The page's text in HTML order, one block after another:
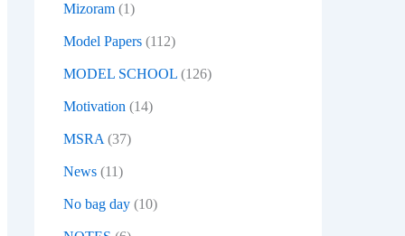
Mizoram (1)
Model Papers (112)
MODEL SCHOOL (126)
Motivation (14)
MSRA (37)
News (11)
No bag day (10)